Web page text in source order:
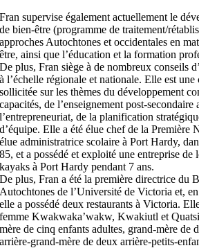
Fran supervise également actuellement le
de bien-être (programme de traitement/
approches Autochtones et occidentales en
être, ainsi que l’éducation et la formation
De plus, Fran siège à de nombreux conseils
à l’échelle régionale et nationale. Elle est une
sollicitée sur les thèmes du développement
capacités, de l’enseignement post-secondaire
l’entrepreneuriat, de la planification
d’équipe. Elle a été élue chef de la Première
élue administratrice scolaire à Port Hardy,
85, et a possédé et exploité une entreprise de
kayaks à Port Hardy pendant 7 ans.
De plus, Fran a été la première directrice du
Autochtones de l’Université de Victoria et,
elle a possédé deux restaurants à Victoria.
femme Kwakwaka’wakw, Kwakiutl et
mère de cinq enfants adultes, grand-mère de
arrière-grand-mère de deux arrière-petits-